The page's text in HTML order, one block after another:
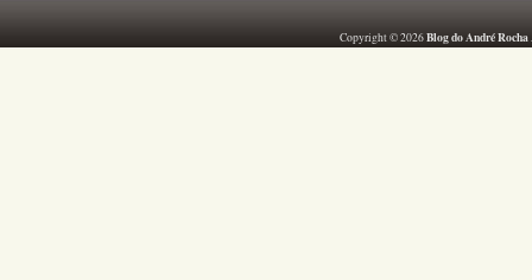
Copyright © 2026Blog do André Rocha